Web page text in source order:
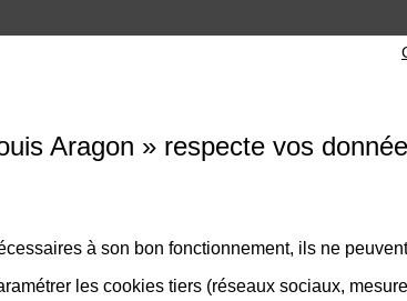
Aragon » respecte vos
à son bon fonctionnement, ils ne
les cookies tiers (réseaux sociaux,
Nous contacter